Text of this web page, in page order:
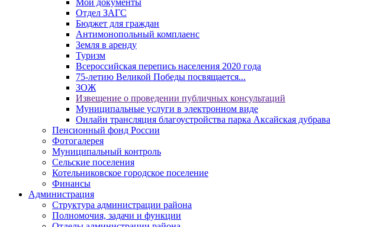
Мои документы
Отдел ЗАГС
Бюджет для граждан
Антимонопольный комплаенс
Земля в аренду
Туризм
Всероссийская перепись населения 2020 года
75-летию Великой Победы посвящается...
ЗОЖ
Извещение о проведении публичных консультаций
Муниципальные услуги в электронном виде
Онлайн трансляция благоустройства парка Аксайская дубрава
Пенсионный фонд России
Фотогалерея
Муниципальный контроль
Сельские поселения
Котельниковское городское поселение
Финансы
Администрация
Структура администрации района
Полномочия, задачи и функции